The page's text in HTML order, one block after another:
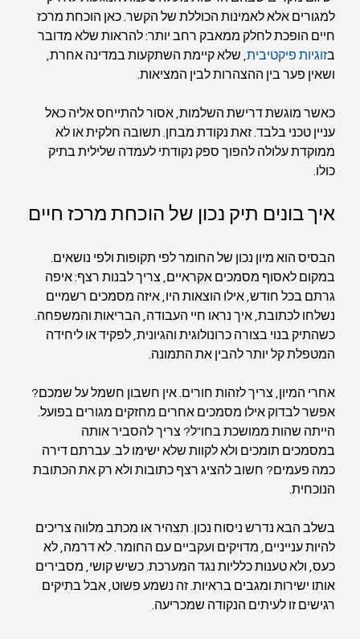
למגורים אלא לאמינות הכוללת של הקשר. כאן הוכחת מרכז
חיים הופכת לחלק ממאבק רחב יותר: להראות שלא מדובר
בזוגיות פיקטיבית , שלא קיימת השתקעות במדינה אחרת,
ושאין פער בין ההצהרות לבין המציאות.
כאשר מוגשת דרישת השלמות, אסור להתייחס אליה כאל
עניין טכני בלבד. זאת נקודת מבחן. תשובה חלקית או לא
ממוקדת עלולה להפוך ספק נקודתי לעמדה שלילית בתיק
כולו.
איך בונים תיק נכון של הוכחת מרכז חיים
הבסיס הוא מיון נכון של החומר לפי תקופות ולפי נושאים.
במקום לאסוף מסמכים אקראיים, צריך לבנות רצף: איפה
גרתם בכל חודש, אילו הוצאות היו, איזה מסמכים רשמיים
נשלחו לכתובת, איך נראו חיי העבודה, הבריאות והמשפחה.
כשהתיק בנוי בצורה כרונולוגית והגיונית, לפקיד או ליחידה
המטפלת קל יותר להבין את התמונה.
אחרי המיון, צריך לזהות חורים. אין חשבון חשמל על שמכם?
אפשר לבדוק אילו מסמכים אחרים מחזקים מגורים בפועל.
הייתה שהות ממושכת בחו"ל? צריך להסביר אותה
במסמכים תומכים ולא לקוות שלא ישימו לב. עברתם דירה
כמה פעמים? חשוב להציג רצף כתובות ולא רק את הכתובת
הנוכחית.
בשלב הבא נדרש ניסוח נכון. תצהיר או מכתב מלווה צריכים
להיות ענייניים, מדויקים ועקביים עם החומר. לא דרמה, לא
כעס, ולא טענות כלליות נגד המערכת. כשיש קושי, מסבירים
אותו ישירות ומגבים בראיות. זה נשמע פשוט, אבל בתיקים
רגישים זו לעיתים הנקודה שמכריעה.